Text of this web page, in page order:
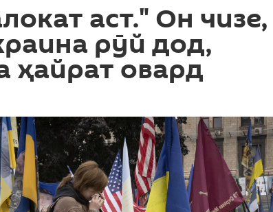
аст." Он чизе,
рӯй дод,
ҳайрат овард